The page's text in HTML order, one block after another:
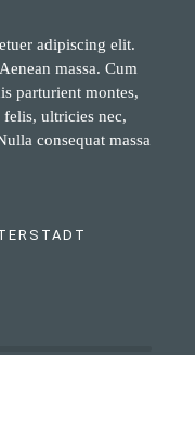
adipiscing elit.
massa. Cum
parturient montes,
ultricies nec,
consequat massa